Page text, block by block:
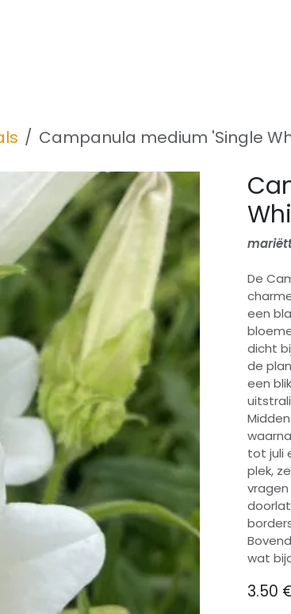
Campanula medium 'Single
De
een
dicht
de
een
tot juli
plek,
wat
3.50